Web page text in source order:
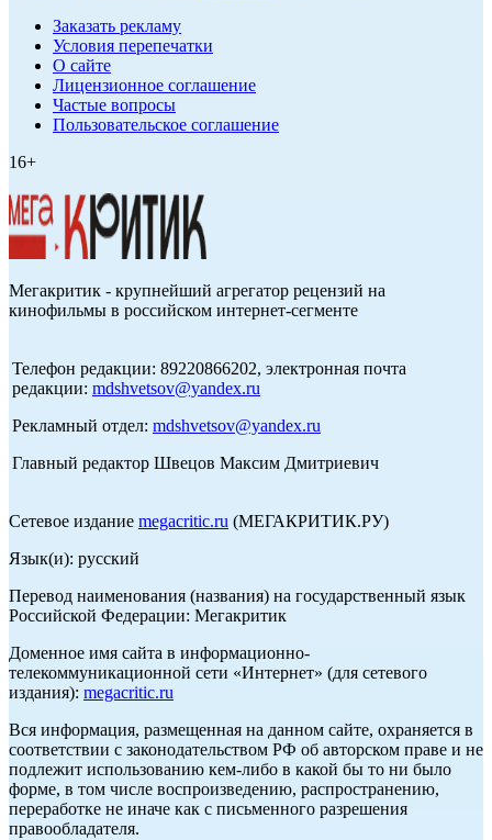
Заказать рекламу
Условия перепечатки
О сайте
Лицензионное соглашение
Частые вопросы
Пользовательское соглашение
16+
Мегакритик - крупнейший агрегатор рецензий на
кинофильмы в российском интернет-сегменте
Телефон редакции: 89220866202, электронная почта
редакции: mdshvetsov@yandex.ru
Рекламный отдел: mdshvetsov@yandex.ru
Главный редактор Швецов Максим Дмитриевич
Сетевое издание megacritic.ru (МЕГАКРИТИК.РУ)
Язык(и): русский
Перевод наименования (названия) на государственный язык
Российской Федерации: Мегакритик
Доменное имя сайта в информационно-
телекоммуникационной сети «Интернет» (для сетевого
издания): megacritic.ru
Вся информация, размещенная на данном сайте, охраняется в
соответствии с законодательством РФ об авторском праве и не
подлежит использованию кем-либо в какой бы то ни было
форме, в том числе воспроизведению, распространению,
переработке не иначе как с письменного разрешения
правообладателя.